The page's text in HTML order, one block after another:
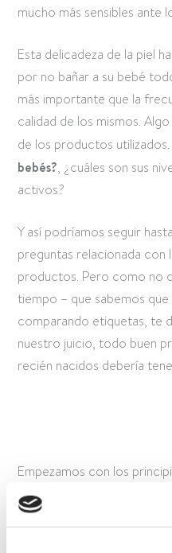
mucho más sensibles ante
Esta delicadeza de la piel
por no bañar a su bebé
más importante que la
calidad de los mismos.
de los productos utilizados.
bebés?, ¿cuáles son sus
activos?
Y así podríamos seguir
preguntas relacionada
productos. Pero como no
tiempo – que sabemos
comparando etiquetas, te
nuestro juicio, todo buen
recién nacidos debería
Empezamos con los
seguimos con los
acabamos con su